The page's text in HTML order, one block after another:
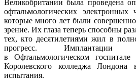
Великобритании была проведена
офтальмологических
которые много лет были
зрение. Их глаза теперь способны
тех, кто десятилетиями жил в
прогресс.
в Офтальмологическом
Королевского колледжа Лондона
испытания.